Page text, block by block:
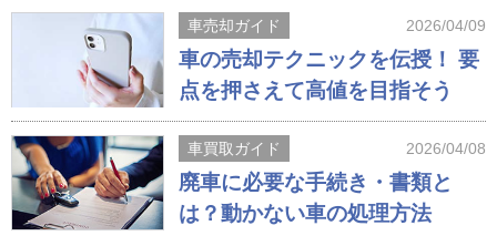
車売却ガイド 2026/04/09
車の売却テクニックを伝授！ 要
点を押さえて高値を目指そう
車買取ガイド 2026/04/08
廃車に必要な手続き・書類と
は？動かない車の処理方法